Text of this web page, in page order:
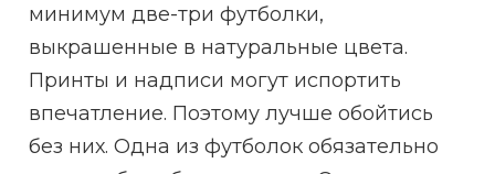
минимум две-три футболки,
выкрашенные в натуральные цвета.
Принты и надписи могут испортить
впечатление. Поэтому лучше обойтись
без них. Одна из футболок обязательно